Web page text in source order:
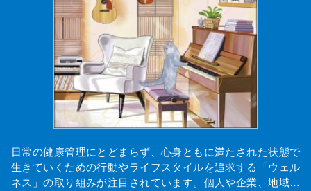
日常の健康管理にとどまらず、心身ともに満たされた状態で
生きていくための行動やライフスタイルを追求する「ウェル
ネス」の取り組みが注目されています。個人や企業、地域…